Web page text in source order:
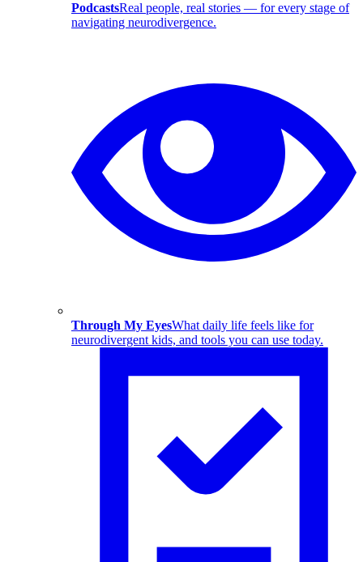
PodcastsReal people, real stories — for every stage of
navigating neurodivergence.
Through My EyesWhat daily life feels like for
neurodivergent kids, and tools you can use today.